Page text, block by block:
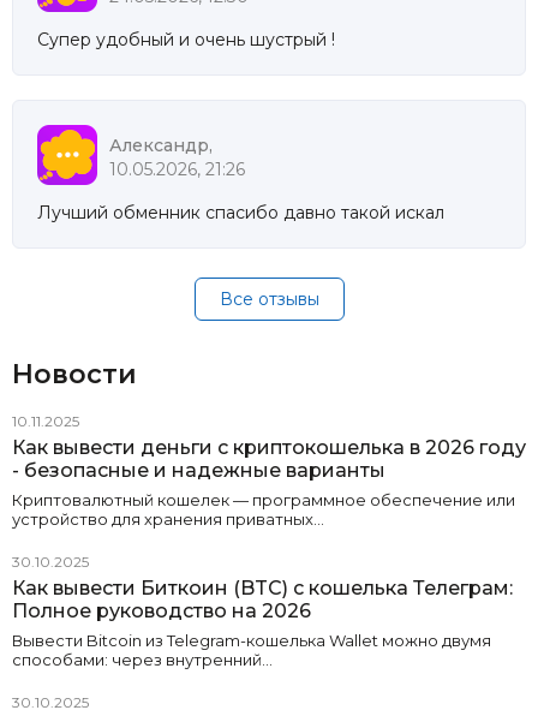
Супер удобный и очень шустрый !
Александр,
10.05.2026, 21:26
Лучший обменник спасибо давно такой искал
Все отзывы
Новости
10.11.2025
Как вывести деньги с криптокошелька в 2026 году
- безопасные и надежные варианты
Криптовалютный кошелек — программное обеспечение или
устройство для хранения приватных…
30.10.2025
Как вывести Биткоин (BTC) с кошелька Телеграм:
Полное руководство на 2026
Вывести Bitcoin из Telegram-кошелька Wallet можно двумя
способами: через внутренний…
30.10.2025